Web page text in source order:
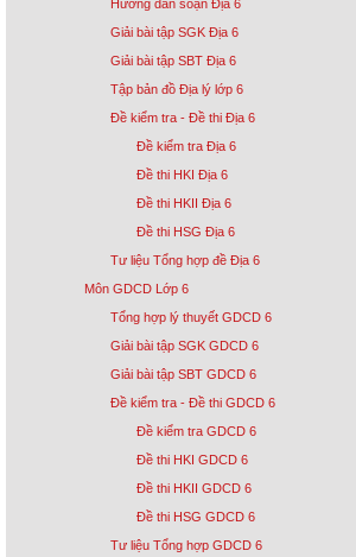
Hướng dẫn soạn Địa 6
Giải bài tập SGK Địa 6
Giải bài tập SBT Địa 6
Tập bản đồ Địa lý lớp 6
Đề kiểm tra - Đề thi Địa 6
Đề kiểm tra Địa 6
Đề thi HKI Địa 6
Đề thi HKII Địa 6
Đề thi HSG Địa 6
Tư liệu Tổng hợp đề Địa 6
Môn GDCD Lớp 6
Tổng hợp lý thuyết GDCD 6
Giải bài tập SGK GDCD 6
Giải bài tập SBT GDCD 6
Đề kiểm tra - Đề thi GDCD 6
Đề kiểm tra GDCD 6
Đề thi HKI GDCD 6
Đề thi HKII GDCD 6
Đề thi HSG GDCD 6
Tư liệu Tổng hợp GDCD 6